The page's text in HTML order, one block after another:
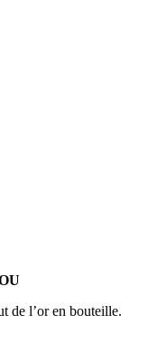
de l’or en bouteille.